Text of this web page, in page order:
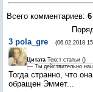
Всего комментариев: 6
3 pola_gre (06.02.2018
Цитата Текст статьи ()
— Ты действительно
Тогда странно, что
обращен Эммет...